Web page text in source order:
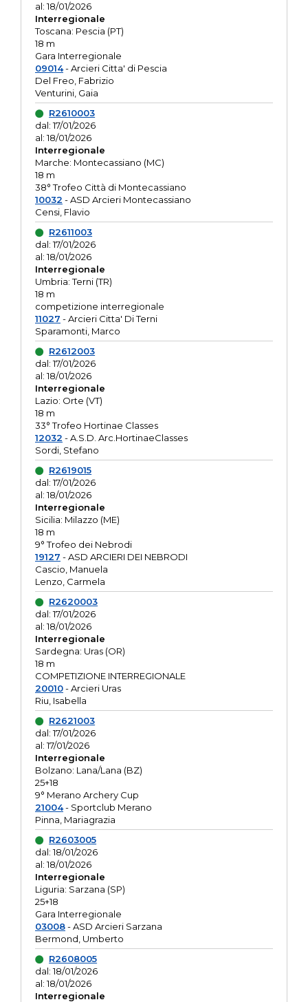
al: 18/01/2026
Interregionale
Toscana: Pescia (PT)
18 m
Gara Interregionale
09014- Arcieri Citta' di Pescia
Del Freo, Fabrizio
Venturini, Gaia
R2610003
dal: 17/01/2026
al: 18/01/2026
Interregionale
Marche: Montecassiano (MC)
18 m
38° Trofeo Città di Montecassiano
10032 - ASD Arcieri Montecassiano
Censi, Flavio
R2611003
dal: 17/01/2026
al: 18/01/2026
Interregionale
Umbria: Terni (TR)
18 m
competizione interregionale
11027 - Arcieri Citta' Di Terni
Sparamonti, Marco
R2612003
dal: 17/01/2026
al: 18/01/2026
Interregionale
Lazio: Orte (VT)
18 m
33° Trofeo Hortinae Classes
12032 - A.S.D. Arc.HortinaeClasses
Sordi, Stefano
R2619015
dal: 17/01/2026
al: 18/01/2026
Interregionale
Sicilia: Milazzo (ME)
18 m
9° Trofeo dei Nebrodi
19127 - ASD ARCIERI DEI NEBRODI
Cascio, Manuela
Lenzo, Carmela
R2620003
dal: 17/01/2026
al: 18/01/2026
Interregionale
Sardegna: Uras (OR)
18 m
COMPETIZIONE INTERREGIONALE
20010- Arcieri Uras
Riu, Isabella
R2621003
dal: 17/01/2026
al: 17/01/2026
Interregionale
Bolzano: Lana/Lana (BZ)
25+18
9° Merano Archery Cup
21004- Sportclub Merano
Pinna, Mariagrazia
R2603005
dal: 18/01/2026
al: 18/01/2026
Interregionale
Liguria: Sarzana (SP)
25+18
Gara Interregionale
03008- ASD Arcieri Sarzana
Bermond, Umberto
R2608005
dal: 18/01/2026
al: 18/01/2026
Interregionale